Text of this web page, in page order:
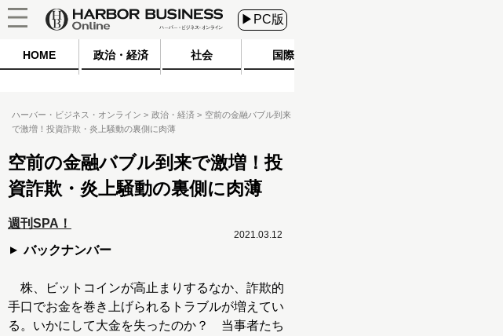
▶PC版
HOME 政治・経済 社会 国際
ハーバー・ビジネス・オンライン 政治・経済
空前の金融バブル到来
で激増！投資詐欺・炎上騒動の裏側に肉薄
空前の金融バブル到来で激増！投
資詐欺・炎上騒動の裏側に肉薄
週刊SPA！
バックナンバー
2021.03.12
株、ビットコインが高止まりするなか、詐欺的
手口でお金を巻き上げられるトラブルが増えてい
る。いかにして大金を失ったのか？ 当事者たち